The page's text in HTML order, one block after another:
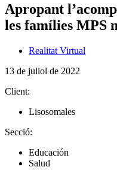
Apropant
les famílies MPS
Realitat Virtual
13 de juliol de 2022
Client:
Lisosomales
Secció:
Educación
Salud